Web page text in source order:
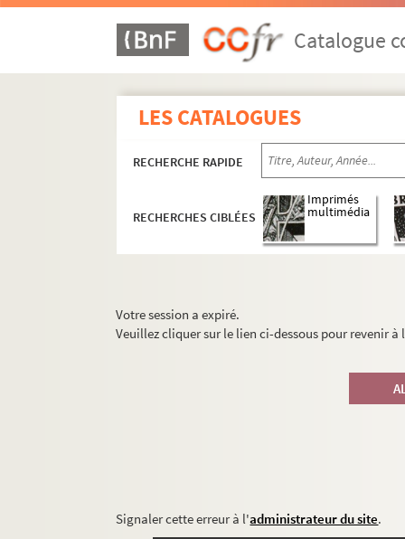
Catalogue
LES CATALOGUES
RECHERCHE RAPIDE
RECHERCHES CIBLÉES
Imprimés
multimédia
Votre session a expiré.
Veuillez cliquer sur le lien ci-dessous pour revenir
Signaler cette erreur à l'administrateur du site.